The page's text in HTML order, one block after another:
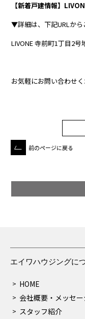
【新着戸建情報】
▼詳細は、下記URLから
LIVONE 寺前町1丁目2号
お気軽にお問い合わせ
前のページに戻る
エイワハウジングに
HOME
会社概要・メッセー
スタッフ紹介